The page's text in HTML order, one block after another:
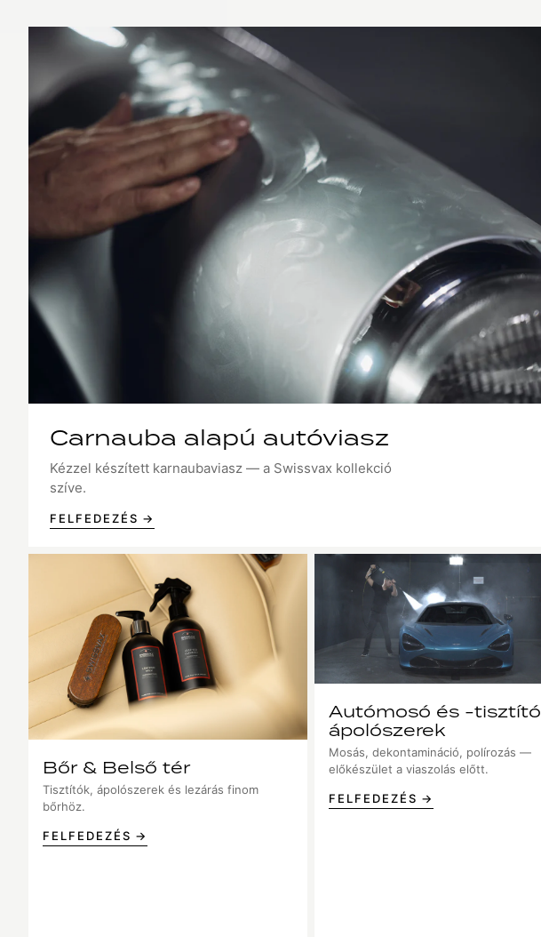
Carnauba alapú autóviasz
Kézzel készített karnaubaviasz — a Swissvax kollekció
szíve.
FELFEDEZÉS →
Bőr & Belső tér
Tisztítók, ápolószerek és lezárás finom
bőrhöz.
FELFEDEZÉS →
Autómosó és -tisztító
ápolószerek
Mosás, dekontamináció, polírozás —
előkészület a viaszolás előtt.
FELFEDEZÉS →